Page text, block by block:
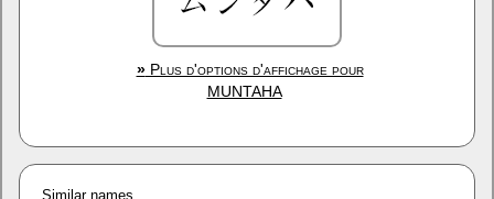
»Plus d'options d'affichage pour
MUNTAHA
Similar names